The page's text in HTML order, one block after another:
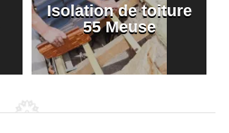
Isolation de toiture
55 Meuse